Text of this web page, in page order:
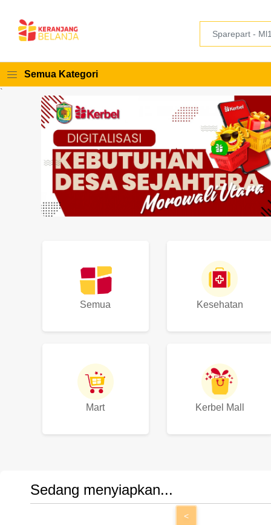
Semua Kategori
`
Semua Kesehatan
Mart Kerbel Mall
Sedang menyiapkan...
<